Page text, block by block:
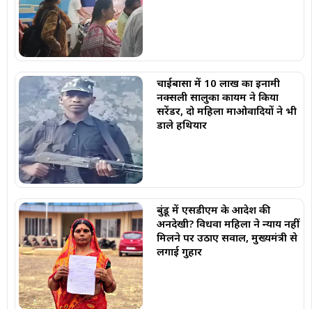
चाईबासा में 10 लाख का इनामी
नक्सली सालुका कायम ने किया
सरेंडर, दो महिला माओवादियों ने भी
डाले हथियार
बुंडू में एसडीएम के आदेश की
अनदेखी? विधवा महिला ने न्याय नहीं
मिलने पर उठाए सवाल, मुख्यमंत्री से
लगाई गुहार